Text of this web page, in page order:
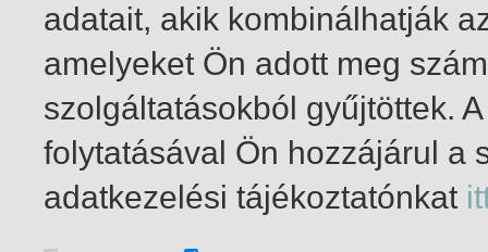
1-3 / összesen 3 találat
adatait, akik kombinálhatják
amelyeket Ön adott meg
szolgáltatásokból gyűjtöttek.
folytatásával Ön hozzájárul a
adatkezelési tájékoztatónkat